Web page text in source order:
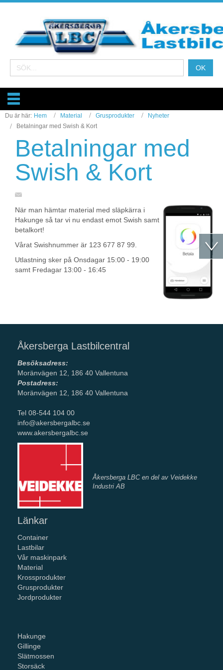
Du är här: Hem Material Grusprodukter
Nyheter
Betalningar med Swish & Kort
Betalningar med
Swish & Kort
När man hämtar material med släpkärra i
Hakunge så tar vi nu endast emot Swish samt
betalkort!
Vårat Swishnummer är 123 677 87 99.
Utlastning sker på Onsdagar 15:00 - 19:00
samt Fredagar 13:00 - 16:45
Åkersberga Lastbilcentral
Besöksadress:
Moränvägen 12, 186 40 Vallentuna
Postadress:
Moränvägen 12, 186 40 Vallentuna
Tel 08-544 104 00
info@akersbergalbc.se
www.akersbergalbc.se
Åkersberga LBC en del av Veidekke
Industri AB
Länkar
Container
Lastbilar
Vår maskinpark
Material
Krossprodukter
Grusprodukter
Jordprodukter
Hakunge
Gillinge
Slätmossen
Storsäck